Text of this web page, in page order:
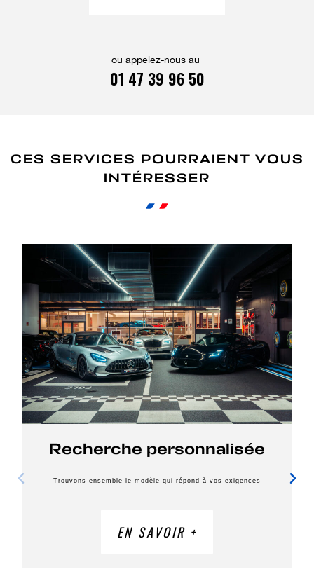
ou appelez-nous au
01 47 39 96 50
CES SERVICES POURRAIENT VOUS
INTÉRESSER
Recherche personnalisée
Trouvons ensemble le modèle qui répond à vos exigences
EN SAVOIR +